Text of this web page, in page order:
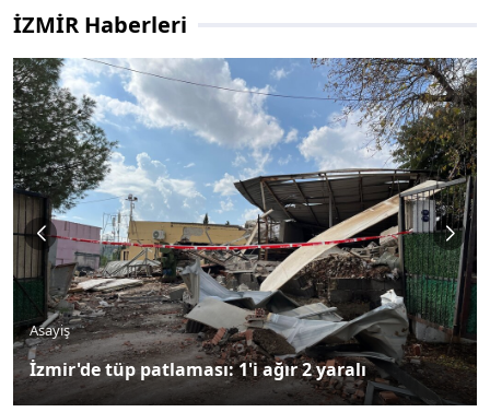
İZMİR Haberleri
Asayiş
İzmir'de tüp patlaması: 1'i ağır 2 yaralı